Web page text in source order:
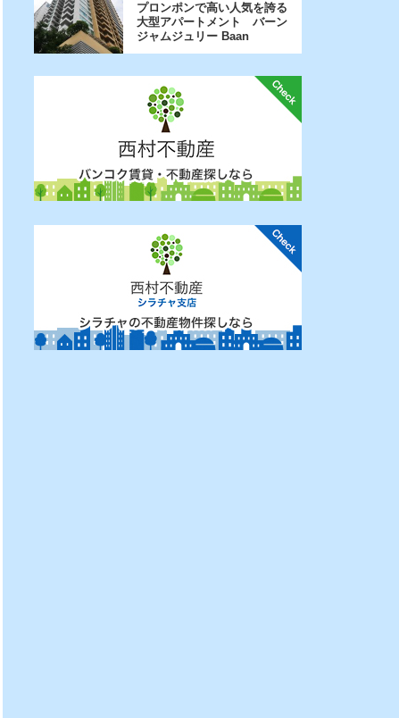
プロンポンで高い人気を誇る
大型アパートメント バーン
ジャムジュリー Baan
Jamjuree